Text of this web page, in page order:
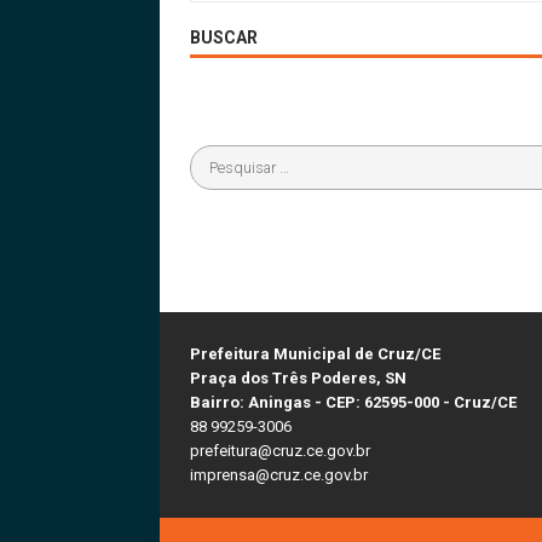
BUSCAR
Prefeitura Municipal de Cruz/CE
Praça dos Três Poderes, SN
Bairro: Aningas - CEP: 62595-000 - Cruz/CE
88 99259-3006
prefeitura@cruz.ce.gov.br
imprensa@cruz.ce.gov.br